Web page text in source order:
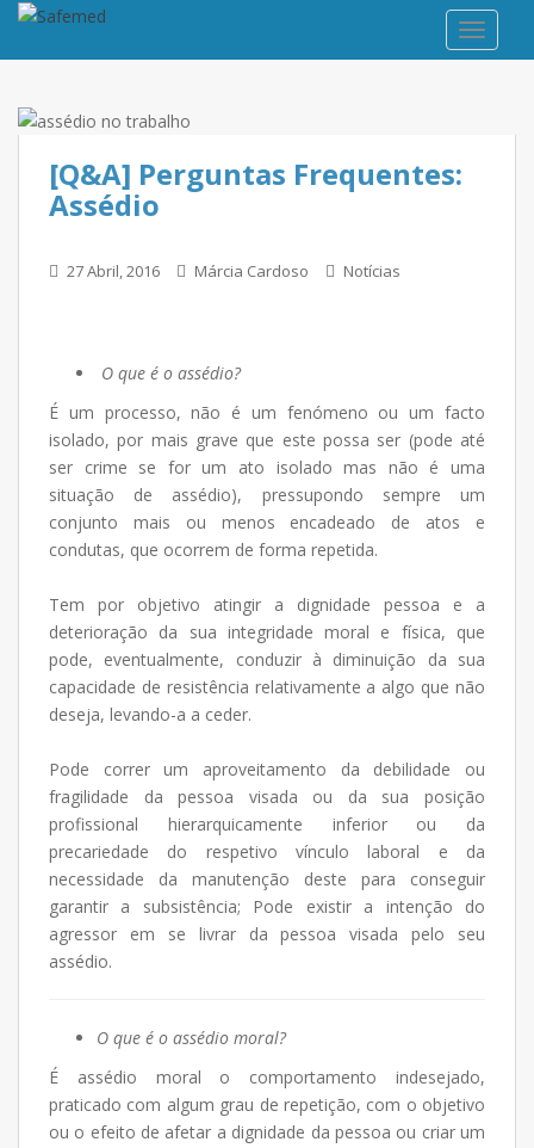
[Q&A] Perguntas Frequentes:
Assédio
27 Abril, 2016 Márcia Cardoso Notícias
O que é o assédio?
É um processo, não é um fenómeno ou um facto
isolado, por mais grave que este possa ser (pode até
ser crime se for um ato isolado mas não é uma
situação de assédio), pressupondo sempre um
conjunto mais ou menos encadeado de atos e
condutas, que ocorrem de forma repetida.
Tem por objetivo atingir a dignidade pessoa e a
deterioração da sua integridade moral e física, que
pode, eventualmente, conduzir à diminuição da sua
capacidade de resistência relativamente a algo que não
deseja, levando-a a ceder.
Pode correr um aproveitamento da debilidade ou
fragilidade da pessoa visada ou da sua posição
profissional hierarquicamente inferior ou da
precariedade do respetivo vínculo laboral e da
necessidade da manutenção deste para conseguir
garantir a subsistência; Pode existir a intenção do
agressor em se livrar da pessoa visada pelo seu
assédio.
O que é o assédio moral?
É assédio moral o comportamento indesejado,
praticado com algum grau de repetição, com o objetivo
ou o efeito de afetar a dignidade da pessoa ou criar um